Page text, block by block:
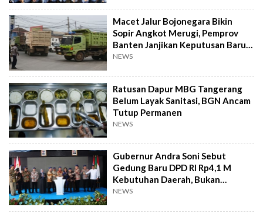
Macet Jalur Bojonegara Bikin
Sopir Angkot Merugi, Pemprov
Banten Janjikan Keputusan Baru 4
Hari Lagi
NEWS
Ratusan Dapur MBG Tangerang
Belum Layak Sanitasi, BGN Ancam
Tutup Permanen
NEWS
Gubernur Andra Soni Sebut
Gedung Baru DPD RI Rp4,1 M
Kebutuhan Daerah, Bukan
Senator
NEWS